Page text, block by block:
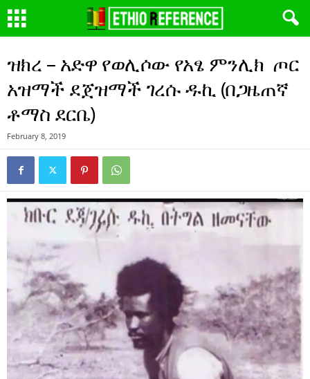
ዝክረ – አድዋ የወሊሶው የአፄ ምንሊክ ጦር
አዝማች ደጀዝማች ገረሱ ዱኪ (በጋዜጠኛ
ቶማስ ደርቤ)
February 8, 2019